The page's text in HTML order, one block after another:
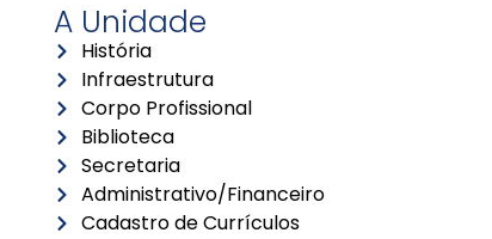
A Unidade
História
Infraestrutura
Corpo Profissional
Biblioteca
Secretaria
Administrativo/Financeiro
Cadastro de Currículos